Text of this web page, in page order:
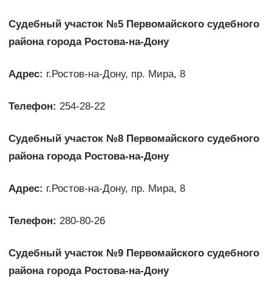
Судебный участок №5 Первомайского судебного
района города Ростова-на-Дону
Адрес: г.Ростов-на-Дону, пр. Мира, 8
Телефон: 254-28-22
Судебный участок №8 Первомайского судебного
района города Ростова-на-Дону
Адрес: г.Ростов-на-Дону, пр. Мира, 8
Телефон: 280-80-26
Судебный участок №9 Первомайского судебного
района города Ростова-на-Дону